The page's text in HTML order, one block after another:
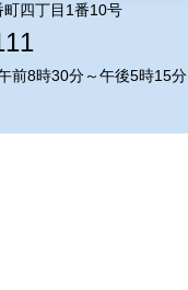
四丁目1番10号
前8時30分～午後5時15分